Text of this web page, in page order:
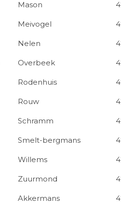
Mason
Meivogel
Nelen
Overbeek
Rodenhuis
Rouw
Schramm
Smelt-bergmans
Willems
Zuurmond
Akkermans